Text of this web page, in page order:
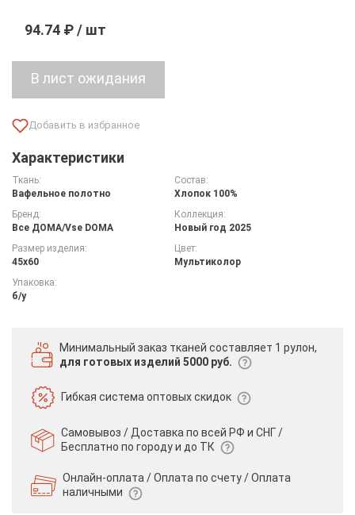
94.74 ₽ / шт
Характеристики
Ткань:
Вафельное полотно
Состав:
Хлопок 100%
Бренд:
Все ДOMA/Vse DOMA
Коллекция:
Новый год 2025
Размер изделия:
45х60
Цвет:
Мультиколор
Упаковка:
б/у
Минимальный заказ тканей составляет 1 рулон,
для готовых изделий 5000 руб.
Гибкая системаоптовых скидок
Самовывоз / Доставка по всей РФ и СНГ /
Бесплатно по городу и до ТК
Онлайн-оплата / Оплата по счету /Оплата
наличными